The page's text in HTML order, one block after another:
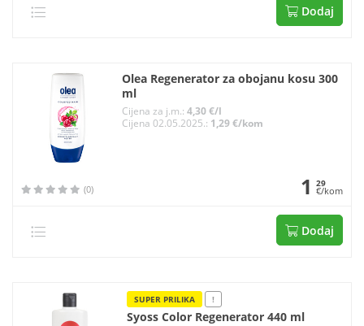
Dodaj
Olea Regenerator za obojanu kosu 300
ml
Cijena za j.m.: 4,30 €/l
Cijena 02.05.2025.: 1,29 €/kom
(0) 1 29
€/kom
Dodaj
SUPER PRILIKA !
Syoss Color Regenerator 440 ml